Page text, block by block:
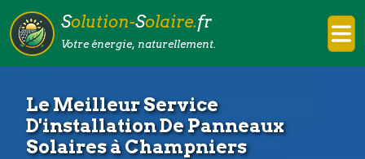
Solution-Solaire.fr
Votre énergie, naturellement.
Le Meilleur Service
D'installation De Panneaux
Solaires à Champniers